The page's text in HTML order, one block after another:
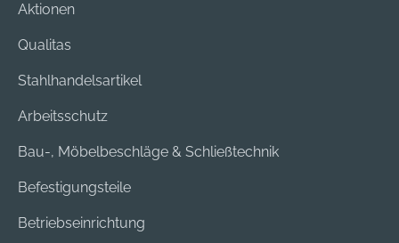
Aktionen
Qualitas
Stahlhandelsartikel
Arbeitsschutz
Bau-, Möbelbeschläge & Schließtechnik
Befestigungsteile
Betriebseinrichtung